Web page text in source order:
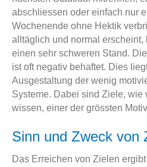
abschliessen oder einfach nur
Wochenende ohne Hektik
alltäglich und normal erscheint,
einen sehr schweren Stand.
ist oft negativ behaftet. Dies
Ausgestaltung der wenig
Systeme. Dabei sind Ziele, wie
wissen, einer der grössten
Sinn und Zweck von
Das Erreichen von Zielen